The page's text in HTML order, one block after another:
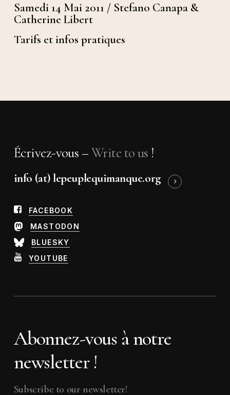
Samedi 14 Mai 2011 / Stefano Canapa &
Catherine Libert
Tarifs et infos pratiques
Écrivez-vous –Write to us !
info (at) lepeuplequimanque.org
FACEBOOK
MASTODON
BLUESKY
YOUTUBE
Abonnez-vous à notre
newsletter !
Subscribe to our newsletter!